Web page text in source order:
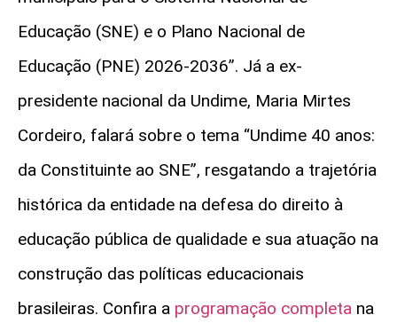
Educação (SNE) e o Plano Nacional de
Educação (PNE) 2026-2036”. Já a ex-
presidente nacional da Undime, Maria Mirtes
Cordeiro, falará sobre o tema “Undime 40 anos:
da Constituinte ao SNE”, resgatando a trajetória
histórica da entidade na defesa do direito à
educação pública de qualidade e sua atuação na
construção das políticas educacionais
brasileiras. Confira a programação completa na